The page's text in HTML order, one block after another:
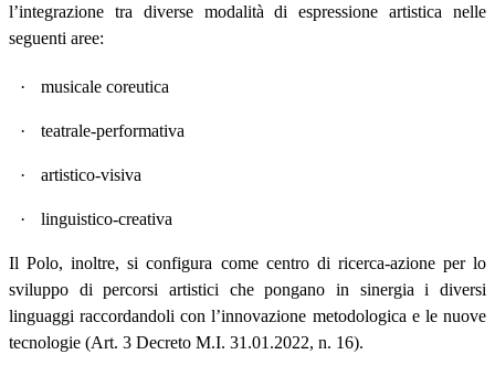
l’integrazione tra diverse modalità di espressione artistica nelle
seguenti aree:
· musicale coreutica
· teatrale-performativa
· artistico-visiva
· linguistico-creativa
Il Polo, inoltre, si configura come centro di ricerca-azione per lo
sviluppo di percorsi artistici che pongano in sinergia i diversi
linguaggi raccordandoli con l’innovazione metodologica e le nuove
tecnologie (Art. 3 Decreto M.I. 31.01.2022, n. 16).